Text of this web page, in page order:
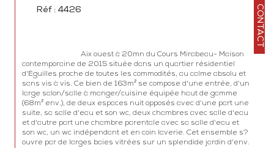
CONTACT
Réf : 4426
contemporaine de 2015 située dans un quartier résidentiel
d'Eguilles proche de toutes les commodités, au calme absolu et
sans vis à vis. Ce bien de 163m² se compose d'une entrée, d'un
large salon/salle à manger/cuisine équipée haut de gamme
(68m² env.), de deux espaces nuit opposés avec d'une part une
suite, sa salle d'eau et son wc, deux chambres avec salle d'eau
et d'autre part une chambre parentale avec sa salle d'eau et
son wc, un wc indépendant et en coin laverie. Cet ensemble s?
ouvre par de larges baies vitrées sur un splendide jardin d'env.